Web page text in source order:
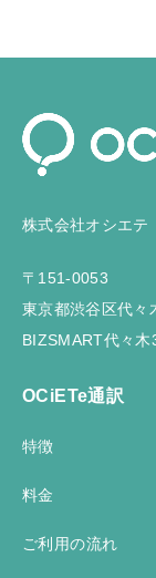
株式会社オシエテ
〒151-0053
東京都渋谷区代々
BIZSMART代々木
OCiETe通訳
特徴
料金
ご利用の流れ